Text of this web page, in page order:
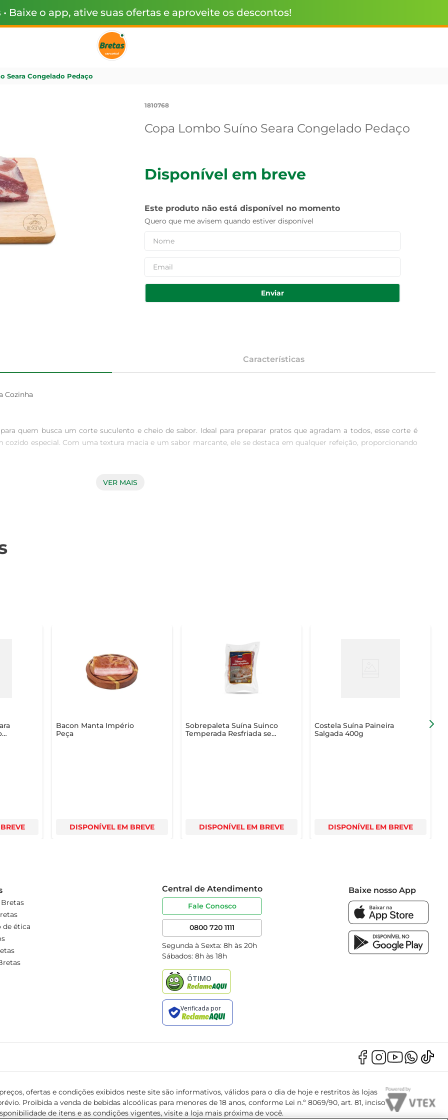
• Baixe o app, ative suas ofertas e aproveite os descontos!
Seara Congelado Pedaço
1810768
Copa Lombo Suíno Seara Congelado Pedaço
Disponível em breve
Este produto não está disponível no momento
Quero que me avisem quando estiver disponível
Enviar
Características
Cozinha
quem busca um corte suculento e cheio de sabor. Ideal para preparar pratos que agradam a todos, esse corte é
cozido especial. Com uma textura macia e um sabor marcante, ele se destaca em qualquer refeição, proporcionando
garantindo um produto de alta qualidade. O processo de resfriamento mantém a carne fresca e preserva suas
VER MAIS
Bacon Manta Império
Peça
DISPONÍVEL EM BREVE
Sobrepaleta Suína Suinco
Temperada Resfriada sem
DISPONÍVEL EM BREVE
Costela Suína Paineira
Salgada 400g
DISPONÍVEL EM BREVE
de ética
Central de Atendimento
Fale Conosco
0800 720 1111
Segunda à Sexta: 8h às 20h
Sábados: 8h às 18h
Baixe nosso App
ofertas e condições exibidos neste site são informativos, válidos para o dia de hoje e restritos às lojas
Proibida a venda de bebidas alcoólicas para menores de 18 anos, conforme Lei n.º 8069/90, art. 81, inciso
de itens e as condições vigentes, visite a loja mais próxima de você.